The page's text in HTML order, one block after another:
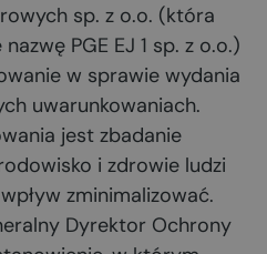
sp. z o.o. (która
PGE EJ 1 sp. z o.o.)
w sprawie wydania
uwarunkowaniach.
jest zbadanie
i zdrowie ludzi
zminimalizować.
Dyrektor Ochrony